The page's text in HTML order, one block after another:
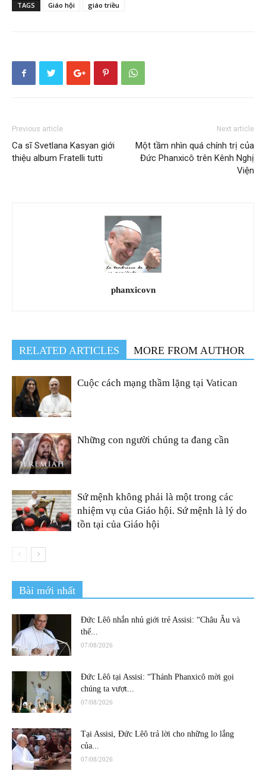
TAGS Giáo hội giáo triều
Previous article
Ca sĩ Svetlana Kasyan giới
thiệu album Fratelli tutti
Next article
Một tầm nhìn quá chính trị của
Đức Phanxicô trên Kênh Nghị
Viện
phanxicovn
RELATED ARTICLES MORE FROM AUTHOR
Cuộc cách mạng thầm lặng tại Vatican
Những con người chúng ta đang cần
Sứ mệnh không phải là một trong các
nhiệm vụ của Giáo hội. Sứ mệnh là lý do
tồn tại của Giáo hội
Bài mới nhất
Đức Lêô nhắn nhủ giới trẻ Assisi: “Châu Âu và
thế...
07/08/2026
Đức Lêô tại Assisi: “Thánh Phanxicô mời gọi
chúng ta vượt...
07/08/2026
Tại Assisi, Đức Lêô trả lời cho những lo lắng
của...
07/08/2026